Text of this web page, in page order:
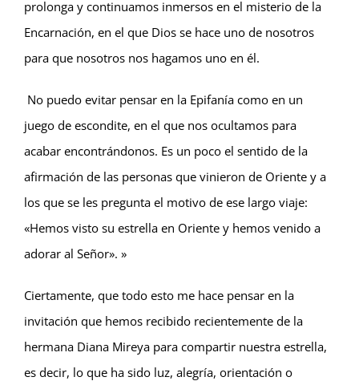
prolonga y continuamos inmersos en el misterio de la
Encarnación, en el que Dios se hace uno de nosotros
para que nosotros nos hagamos uno en él.
No puedo evitar pensar en la Epifanía como en un
juego de escondite, en el que nos ocultamos para
acabar encontrándonos. Es un poco el sentido de la
afirmación de las personas que vinieron de Oriente y a
los que se les pregunta el motivo de ese largo viaje:
«Hemos visto su estrella en Oriente y hemos venido a
adorar al Señor». »
Ciertamente, que todo esto me hace pensar en la
invitación que hemos recibido recientemente de la
hermana Diana Mireya para compartir nuestra estrella,
es decir, lo que ha sido luz, alegría, orientación o